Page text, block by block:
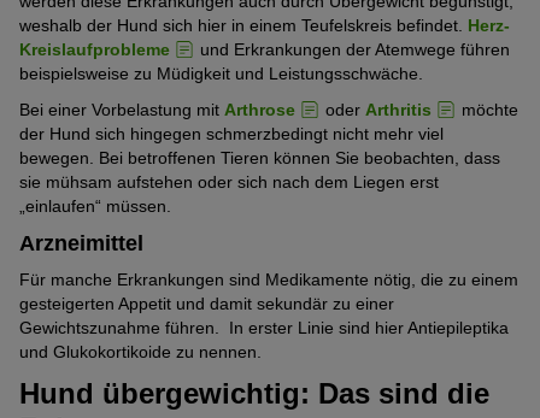
weshalb der Hund sich hier in einem Teufelskreis befindet. Herz-
Kreislaufprobleme
und Erkrankungen der Atemwege führen
beispielsweise zu Müdigkeit und Leistungsschwäche.
Bei einer Vorbelastung mit Arthrose oder Arthritis
möchte
der Hund sich hingegen schmerzbedingt nicht mehr viel
bewegen. Bei betroffenen Tieren können Sie beobachten, dass
sie mühsam aufstehen oder sich nach dem Liegen erst
„einlaufen“ müssen.
Arzneimittel
Für manche Erkrankungen sind Medikamente nötig, die zu einem
gesteigerten Appetit und damit sekundär zu einer
Gewichtszunahme führen. In erster Linie sind hier Antiepileptika
und Glukokortikoide zu nennen.
Hund übergewichtig: Das sind die